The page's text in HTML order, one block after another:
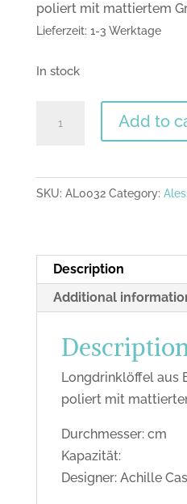
poliert mit mattiertem
Lieferzeit: 1-3 Werktage
In stock
Add to
SKU: AL0032 Category:
Description
Additional
Longdrinklöffel aus
poliert mit
Durchmesser: cm
Kapazität:
Designer: Achille